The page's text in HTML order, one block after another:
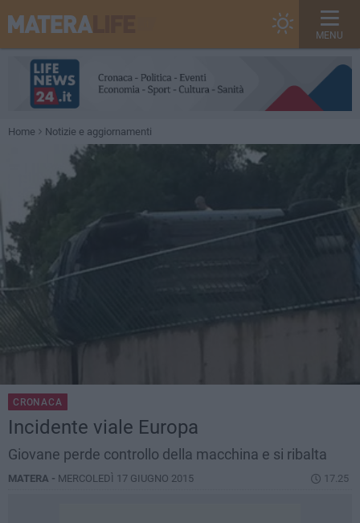
MENU
Home Notizie e aggiornamenti
CRONACA
Incidente viale Europa
Giovane perde controllo della macchina e si ribalta
MATERA - MERCOLEDÌ 17 GIUGNO 2015 17.25